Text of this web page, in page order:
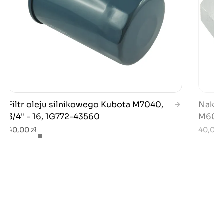
Filtr oleju silnikowego Kubota M7040,
3/4" - 16, 1G772-43560
40,00 zł 40,00